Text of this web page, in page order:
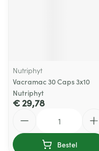
Nutriphyt
Vacramac 30 Caps 3x10
Nutriphyt
€ 29,78
Bestel